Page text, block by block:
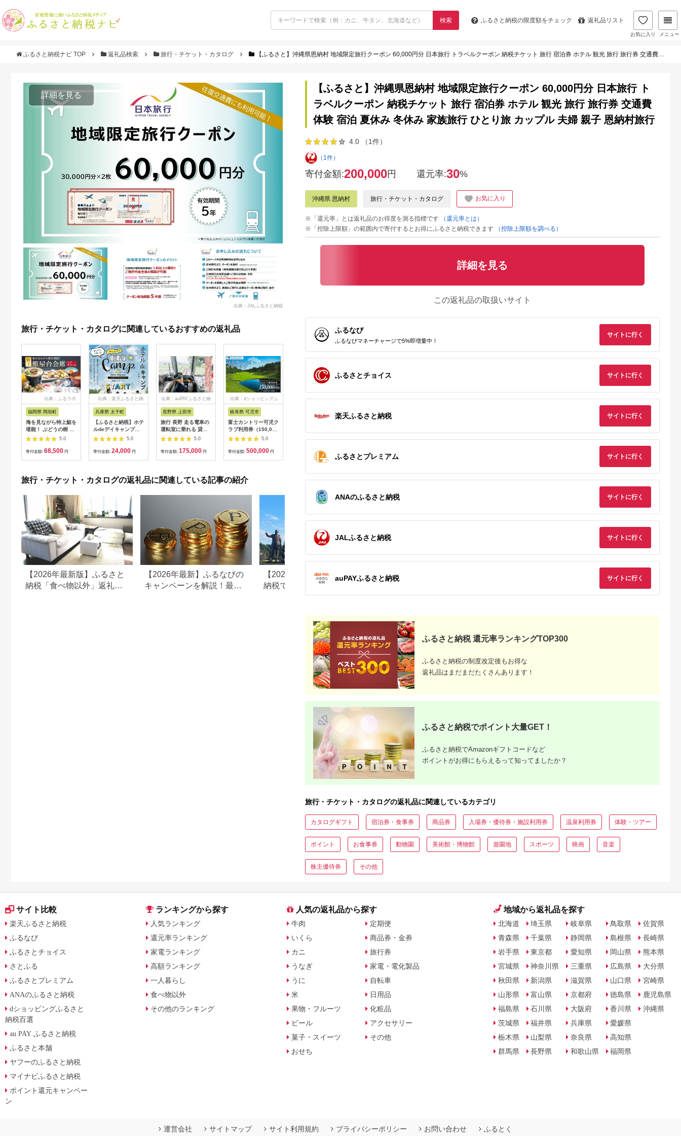
検索 ふるさと納税の限度額をチェック 返礼品リスト
お気に入り メニュー
ふるさと納税ナビ TOP 返礼品検索 旅行・チケット・カタログ 【ふるさと】沖縄県恩納村 地域限定旅行クーポン 60,000円分 日本旅行 トラベルクーポン 納税チケット 旅行 宿泊券 ホテル 観光 旅行 旅行券 交通費 体験 宿泊 夏休み 冬休み 家族旅行 ひとり旅 カップル 夫婦 親子 恩納村旅行
詳細を見る
出典：JALふるさと納税
旅行・チケット・カタログに関連しているおすすめの返礼品
出典：ふるラボ
福岡県 岡垣町
海を見ながら特上鮨を
堪能！ ぶどうの樹 鮨
屋台ペア お食事券 海
鮮 海 屋台 食事 ペア
福岡県 岡垣町
5.0
寄付金額: 68,500 円
出典：楽天ふるさと納
兵庫県 太子町
【ふるさと納税】ホテ
ルdeデイキャンプ体
験チケット
【1364991】
5.0
寄付金額: 24,000 円
出典：auPAYふるさと納
長野県 上田市
旅行 長野 走る電車の
運転室に乗れる 貸切
列車でお仕事体験 体
験 チケット 電車 鉄道
列車 サービス 子供 子
5.0
寄付金額: 175,000 円
出典：dショッピングふ
るさと納税
岐阜県 可児市
富士カントリー可児ク
ラブ利用券（150,000
円分）【0018-007】
5.0
寄付金額: 500,000 円
出典：auPAYふるさと納
分:GAタイプ)
【1044937】
5.0
30,000
出典：ふるさとプレミ
神奈川県 大磯町
和風おかず おつまみ
揚げ物 母の日 ギフト
お歳暮 食品 敬老の日
だわり 大磯グルメ 】
5.0
寄付金額:
出典：JALふるさと納税
5.0
出典：ふるラボ
5.0
出典：auPAYふるさと納
税
ン 施設 宿泊 家族連れ
5.0
出典：auPAYふるさと
栃木県 那須町
乗馬 初心者歓迎〔P-
旅行・チケット・カタログの返礼品に関連している記事の紹介
【2026年最新版】ふるさと
納税「食べ物以外」返礼品
【2026年最新】ふるなびの
キャンペーンを解説！最大
【2026年最新版】ふるさと
納税でディズニー返礼品は
もらえる？ホテル・チケッ
ふるさと納税、年収いくら
すめ返礼品も紹介
【ふるさと】沖縄県恩納村 地域限定旅行クーポン 60,000円分 日本旅行 ト
ラベルクーポン 納税チケット 旅行 宿泊券 ホテル 観光 旅行 旅行券 交通費
体験 宿泊 夏休み 冬休み 家族旅行 ひとり旅 カップル 夫婦 親子 恩納村旅行
4.0 （1件）
（1件）
寄付金額:200,000円 還元率:30%
沖縄県 恩納村 旅行・チケット・カタログ お気に入り
※「還元率」とは返礼品のお得度を測る指標です
（還元率とは）
※「控除上限額」の範囲内で寄付するとお得にふるさと納税できます
（控除上限額を調べる）
詳細を見る
この返礼品の取扱いサイト
ふるなび
ふるなびマネーチャージで5%即増量中！
サイトに行く
ふるさとチョイス サイトに行く
楽天ふるさと納税 サイトに行く
ふるさとプレミアム サイトに行く
ANAのふるさと納税 サイトに行く
JALふるさと納税 サイトに行く
auPAYふるさと納税 サイトに行く
ふるさと納税 還元率ランキングTOP300
ふるさと納税の制度改定後もお得な
返礼品はまだまだたくさんあります！
ふるさと納税でポイント大量GET！
ふるさと納税でAmazonギフトコードなど
ポイントがお得にもらえるって知ってましたか？
旅行・チケット・カタログの返礼品に関連しているカテゴリ
カタログギフト 宿泊券・食事券 商品券 入場券・優待券・施設利用券 温泉利用券 体験・ツアー
ポイント お食事券 動物園 美術館・博物館 遊園地 スポーツ 映画 音楽
株主優待券 その他
サイト比較
楽天ふるさと納税
ふるなび
ふるさとチョイス
さとふる
ふるさとプレミアム
ANAのふるさと納税
dショッピングふるさと
納税百選
au PAY ふるさと納税
ふるさと本舗
ヤフーのふるさと納税
マイナビふるさと納税
ポイント還元キャンペー
ン
ランキングから探す
人気ランキング
還元率ランキング
家電ランキング
高額ランキング
一人暮らし
食べ物以外
その他のランキング
人気の返礼品から探す
牛肉
いくら
カニ
うなぎ
うに
米
果物・フルーツ
ビール
菓子・スイーツ
おせち
定期便
商品券・金券
旅行券
家電・電化製品
自転車
日用品
化粧品
アクセサリー
その他
地域から返礼品を探す
北海道
青森県
岩手県
宮城県
秋田県
山形県
福島県
茨城県
栃木県
群馬県
埼玉県
千葉県
東京都
神奈川県
新潟県
富山県
石川県
福井県
山梨県
長野県
岐阜県
静岡県
愛知県
三重県
滋賀県
京都府
大阪府
兵庫県
奈良県
和歌山県
鳥取県
島根県
岡山県
広島県
山口県
徳島県
香川県
愛媛県
高知県
福岡県
佐賀県
長崎県
熊本県
大分県
宮崎県
鹿児島県
沖縄県
運営会社 サイトマップ サイト利用規約 プライバシーポリシー お問い合わせ ふるとく